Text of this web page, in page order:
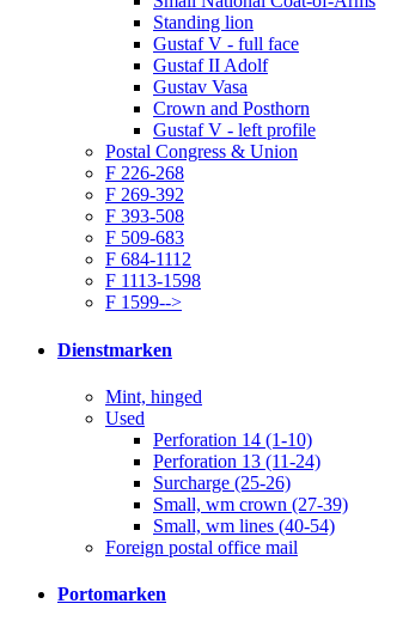
Standing lion
Gustaf V - full face
Gustaf II Adolf
Gustav Vasa
Crown and Posthorn
Gustaf V - left profile
Postal Congress & Union
F 226-268
F 269-392
F 393-508
F 509-683
F 684-1112
F 1113-1598
F 1599-->
Dienstmarken
Mint, hinged
Used
Perforation 14 (1-10)
Perforation 13 (11-24)
Surcharge (25-26)
Small, wm crown (27-39)
Small, wm lines (40-54)
Foreign postal office mail
Portomarken